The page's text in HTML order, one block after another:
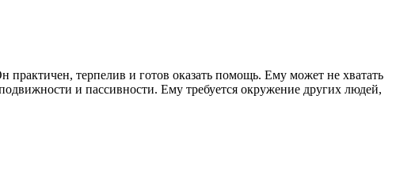
терпелив и готов оказать помощь. Ему может не хватать
и пассивности. Ему требуется окружение других людей,